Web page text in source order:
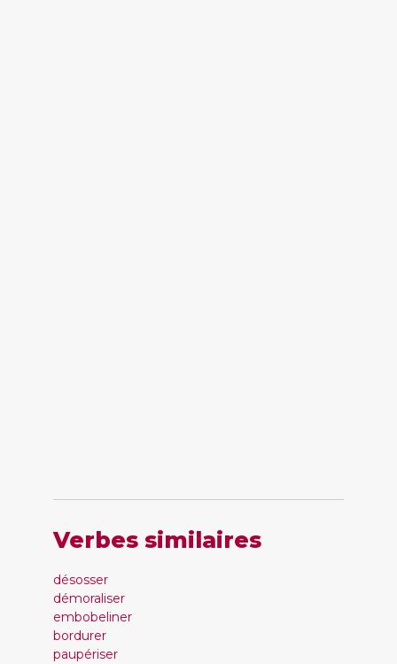
Verbes similaires
désosser
démoraliser
embobeliner
bordurer
paupériser